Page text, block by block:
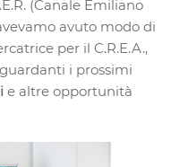
(Canale Emiliano
avuto modo di
per il C.R.E.A.,
i prossimi
e altre opportunità